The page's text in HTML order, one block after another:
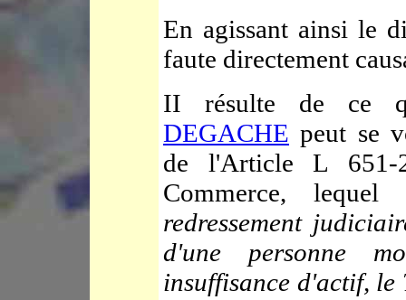
En agissant ainsi le
faute directement
II résulte de ce
DEGACHE peut se
de l'Article L
Commerce,
redressement
d'une personne
insuffisance d'actif, le